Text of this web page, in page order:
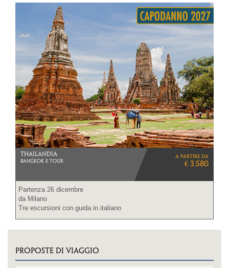
THAILANDIA
BANGKOK E TOUR
a partire da
€ 3.580
Partenza 26 dicembre
da Milano
Tre escursioni con guida in italiano
PROPOSTE DI VIAGGIO